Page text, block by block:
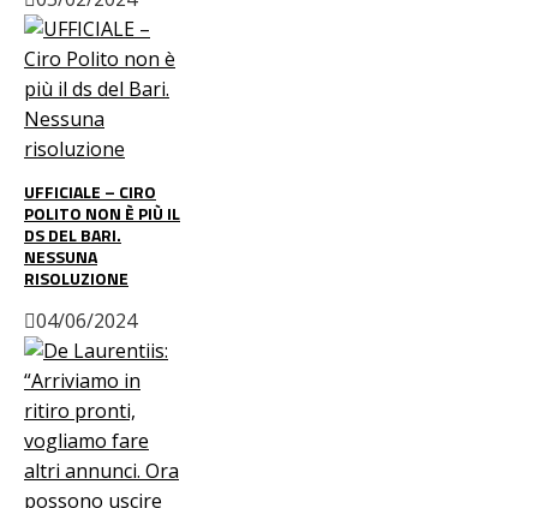
UFFICIALE – CIRO
POLITO NON È PIÙ IL
DS DEL BARI.
NESSUNA
RISOLUZIONE
04/06/2024